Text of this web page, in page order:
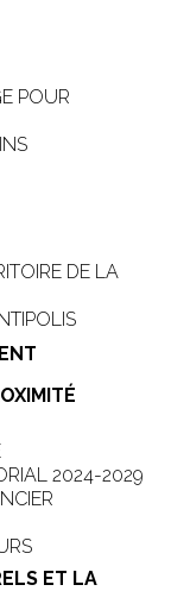
POUR
DE LA
2024-2029
ET LA